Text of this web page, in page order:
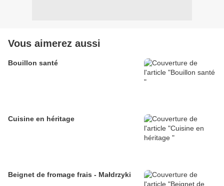
Vous aimerez aussi
Bouillon santé
Cuisine en héritage
Beignet de fromage frais - Małdrzyki